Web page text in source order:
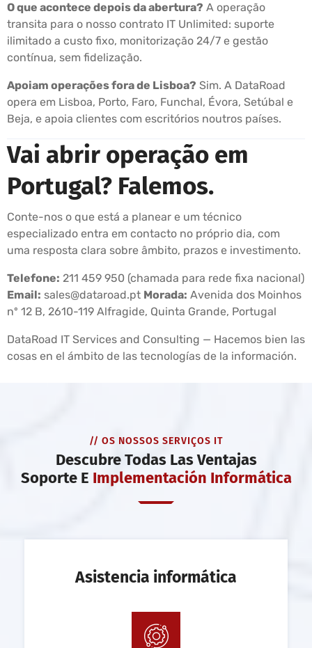
O que acontece depois da abertura? A operação
transita para o nosso contrato IT Unlimited: suporte
ilimitado a custo fixo, monitorização 24/7 e gestão
contínua, sem fidelização.
Apoiam operações fora de Lisboa? Sim. A DataRoad
opera em Lisboa, Porto, Faro, Funchal, Évora, Setúbal e
Beja, e apoia clientes com escritórios noutros países.
Vai abrir operação em
Portugal? Falemos.
Conte-nos o que está a planear e um técnico
especializado entra em contacto no próprio dia, com
uma resposta clara sobre âmbito, prazos e investimento.
Telefone: 211 459 950 (chamada para rede fixa nacional)
Email: sales@dataroad.pt Morada: Avenida dos Moinhos
nº 12 B, 2610-119 Alfragide, Quinta Grande, Portugal
DataRoad IT Services and Consulting — Hacemos bien las
cosas en el ámbito de las tecnologías de la información.
// OS NOSSOS SERVIÇOS IT
Descubre Todas Las Ventajas
Soporte E Implementación Informática
Asistencia informática